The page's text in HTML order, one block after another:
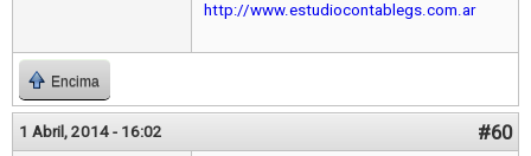
http://www.estudiocontablegs.com.ar
Encima
1 Abril, 2014 - 16:02 #60